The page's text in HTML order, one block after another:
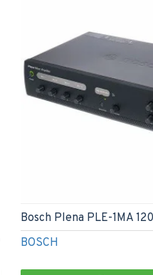
BOSCH
Bosch Plena PLE-1MA